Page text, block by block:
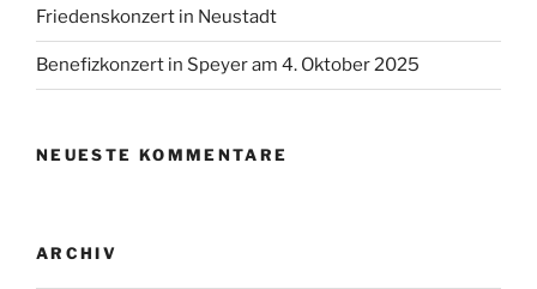
Friedenskonzert in Neustadt
Benefizkonzert in Speyer am 4. Oktober 2025
NEUESTE KOMMENTARE
ARCHIV